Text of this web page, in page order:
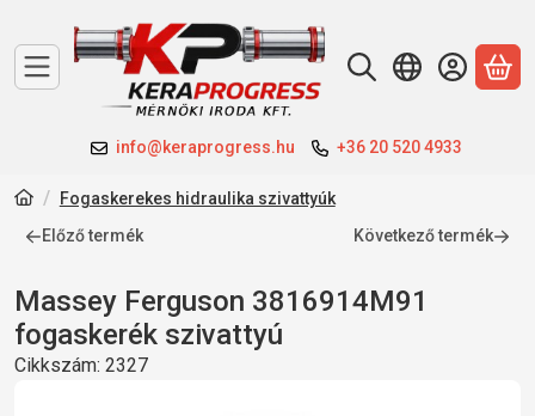
info@keraprogress.hu +36 20 520 4933
A
Fogaskerekes hidraulika szivattyúk
Előző termék
Következő termék
Massey Ferguson 3816914M91
fogaskerék szivattyú
Cikkszám: 2327